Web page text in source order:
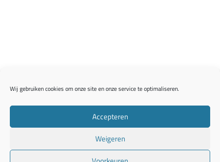
Wij gebruiken cookies om onze site en onze service te optimaliseren.
Accepteren
Weigeren